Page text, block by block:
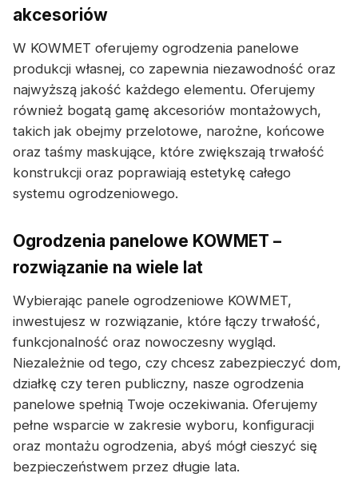
akcesoriów
W KOWMET oferujemy ogrodzenia panelowe
produkcji własnej, co zapewnia niezawodność oraz
najwyższą jakość każdego elementu. Oferujemy
również bogatą gamę akcesoriów montażowych,
takich jak obejmy przelotowe, narożne, końcowe
oraz taśmy maskujące, które zwiększają trwałość
konstrukcji oraz poprawiają estetykę całego
systemu ogrodzeniowego.
Ogrodzenia panelowe KOWMET –
rozwiązanie na wiele lat
Wybierając panele ogrodzeniowe KOWMET,
inwestujesz w rozwiązanie, które łączy trwałość,
funkcjonalność oraz nowoczesny wygląd.
Niezależnie od tego, czy chcesz zabezpieczyć dom,
działkę czy teren publiczny, nasze ogrodzenia
panelowe spełnią Twoje oczekiwania. Oferujemy
pełne wsparcie w zakresie wyboru, konfiguracji
oraz montażu ogrodzenia, abyś mógł cieszyć się
bezpieczeństwem przez długie lata.